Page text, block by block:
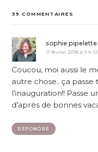
39 COMMENTAIRES
sophie pipelette
11 février 2018 à 9 h
Coucou, moi aussi le
autre chose.. ça
l’inauguration!! Passe
d’après de bonnes
RÉPONDRE